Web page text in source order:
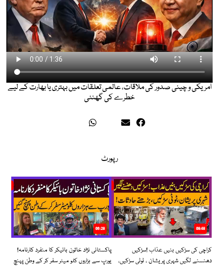
امریکی و چینی صدور کی ملاقات، عالمی تعلقات میں بہتری یا بھارت کے لیے
خطرے کی گھنٹی
رپورٹ
08:48
کراچی کی سڑکیں بنیں عذاب !سڑکیں
دھنسنے لگیں شہری پریشان ، ٹوٹی سڑکیں،
06:28
پاکستانی نژاد خاتون بائیکر کا منفرد کارنامہ!
یورپ سے ہزاروں کلو میٹر سفر کر کے وطن پہنچ